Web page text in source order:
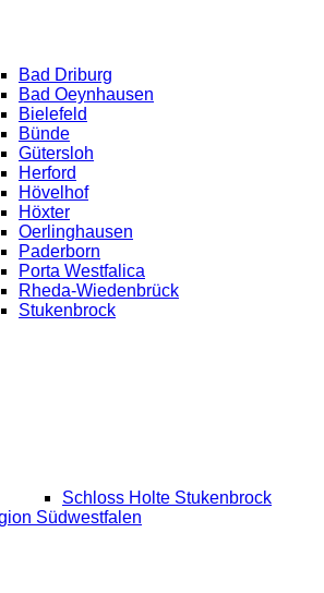
Bad Driburg
Bad Oeynhausen
Bielefeld
Bünde
Gütersloh
Herford
Hövelhof
Höxter
Oerlinghausen
Paderborn
Porta Westfalica
Rheda-Wiedenbrück
Stukenbrock
Schloss Holte Stukenbrock
Südwestfalen